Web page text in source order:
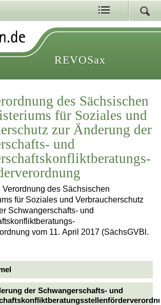
REVOSax
des Sächsischen
für Soziales und
zur Änderung der
und
des Sächsischen
für Soziales und Verbraucherschutz
Schwangerschafts- und
vom 11. April 2017 (SächsGVBl.
der Schwangerschafts- und